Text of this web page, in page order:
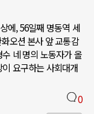
에, 56일째 명동역 세
오션 본사 앞 교통감
네 명의 노동자가 올
요구하는 사회대개
0